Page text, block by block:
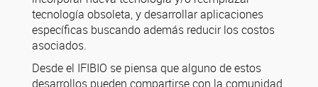
tecnología obsoleta, y desarrollar aplicaciones
específicas buscando además reducir los costos
asociados.
Desde el IFIBIO se piensa que alguno de estos
desarrollos pueden compartirse con la comunidad,